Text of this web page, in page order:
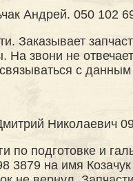
Андрей. 050 102
Заказывает
На звони не
с
Николаевич
по подготовке и
3879 на имя